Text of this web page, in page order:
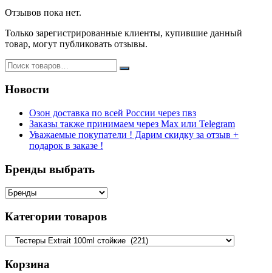
Отзывов пока нет.
Только зарегистрированные клиенты, купившие данный
товар, могут публиковать отзывы.
Новости
Озон доставка по всей России через пвз
Заказы также принимаем через Max или Telegram
Уважаемые покупатели ! Дарим скидку за отзыв +
подарок в заказе !
Бренды выбрать
Категории товаров
Корзина